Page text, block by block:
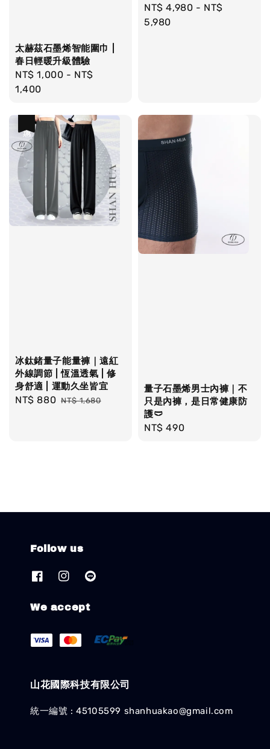
太赫茲石墨烯智能圍巾 |
春日輕暖升級體驗
Regular
price
NT$ 1,000 - NT$
1,400
Regular
price
NT$ 4,980 - NT$
5,980
冰鈦鍺量子能量褲｜遠紅
外線調節 | 恆溫透氣 | 修
身舒適 | 運動久坐皆宜
Sale
NT$ 880 Regular
NT$ 1,680
量子石墨烯男士內褲｜不
只是內褲，是日常健康防
護🩲
Regular
NT$ 490
Follow us
We accept
山花國際科技有限公司
統一編號 : 45105599 shanhuakao@gmail.com